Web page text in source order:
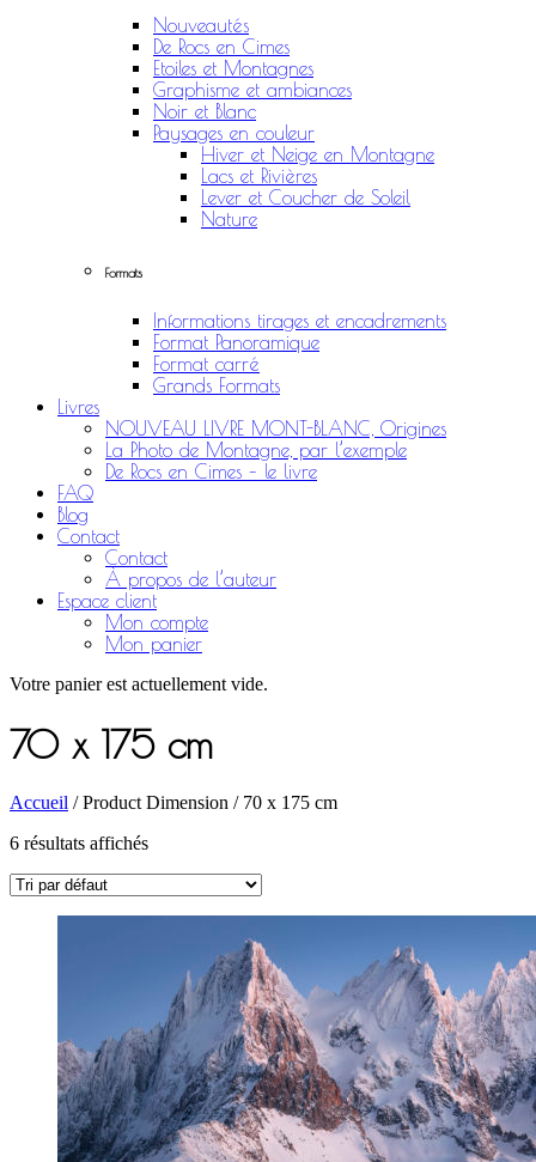
Nouveautés
De Rocs en Cimes
Etoiles et Montagnes
Graphisme et ambiances
Noir et Blanc
Paysages en couleur
Hiver et Neige en Montagne
Lacs et Rivières
Lever et Coucher de Soleil
Nature
Formats
Informations tirages et encadrements
Format Panoramique
Format carré
Grands Formats
Livres
NOUVEAU LIVRE MONT-BLANC, Origines
La Photo de Montagne, par l’exemple
De Rocs en Cimes – le livre
FAQ
Blog
Contact
Contact
À propos de l’auteur
Espace client
Mon compte
Mon panier
Votre panier est actuellement vide.
70 x 175 cm
Accueil / Product Dimension / 70 x 175 cm
6 résultats affichés